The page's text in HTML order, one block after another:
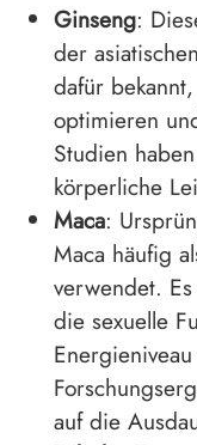
Ginseng:
der
dafür
optimieren
Studien
körperliche
Maca:
Maca häufig
verwendet.
die sexuelle
auf die